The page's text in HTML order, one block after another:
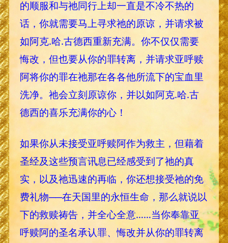
的顺服和与祂同行上却一直是不冷不热的
话，你就需要马上寻求祂的原谅，并请求被
如阿克.哈.古德西重新充满。你不仅仅需要
悔改，但也要从你的罪转离，并请求亚呼赎
阿将你的罪在祂那在各各他所流下的宝血里
洗净。祂会立刻原谅你，并以如阿克.哈.古
德西的喜乐充满你的心！
如果你从未接受亚呼赎阿作为救主，但藉着
圣经及这些预言讯息已经感受到了祂的真
实，以及祂迅速的再临，你还想接受祂的免
费礼物──在天国里的永恒生命，那么就说以
下的救赎祷告，并全心全意……当你奉靠亚
呼赎阿的圣名承认罪、悔改并从你的罪转离